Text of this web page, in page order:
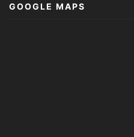
GOOGLE MAPS